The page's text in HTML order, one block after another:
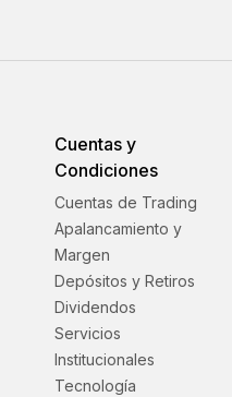
Cuentas y
Condiciones
Cuentas de Trading
Apalancamiento y
Margen
Depósitos y Retiros
Dividendos
Servicios
Institucionales
Tecnología